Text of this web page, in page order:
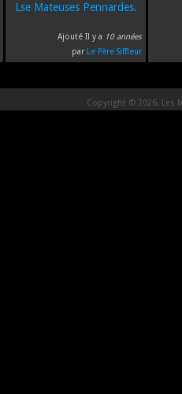
Lse Mateuses Pennardes.
Ajouté Il y a 10 années
par Le Père Siffleur
Copyright © 2026, Les